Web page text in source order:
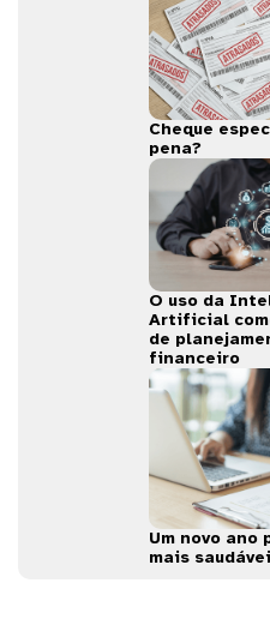
Cheque
pena?
O uso da
Artificial
de
financeiro
Um novo ano
mais